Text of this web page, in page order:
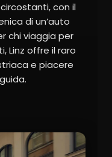
con il
di un’auto
chi viaggia per
Linz offre il raro
e piacere